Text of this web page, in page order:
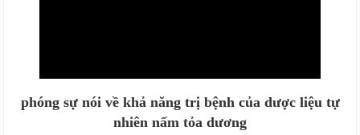
phóng sự nói về khả năng trị bệnh của dược liệu tự
nhiên nấm tỏa dương